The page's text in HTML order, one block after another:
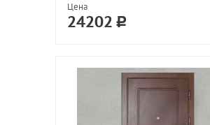
Цена
24202